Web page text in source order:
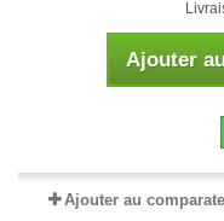
Ajouter
Ajouter au